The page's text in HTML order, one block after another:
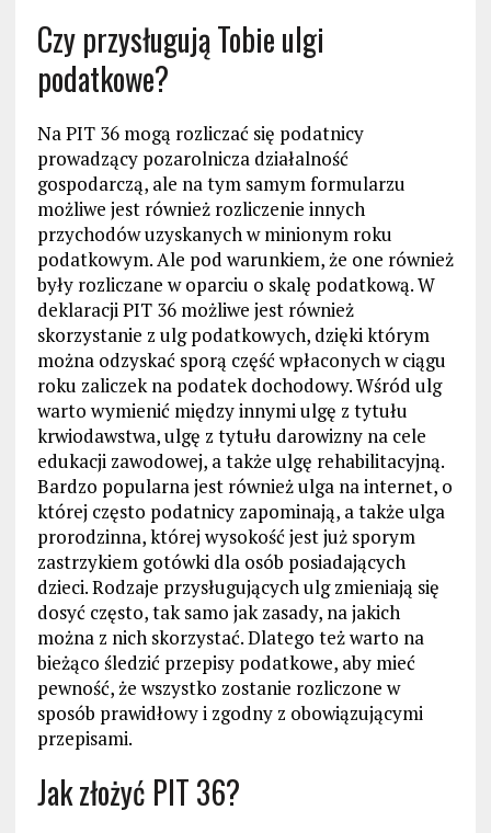
Czy przysługują Tobie ulgi
podatkowe?
Na PIT 36 mogą rozliczać się podatnicy
prowadzący pozarolnicza działalność
gospodarczą, ale na tym samym formularzu
możliwe jest również rozliczenie innych
przychodów uzyskanych w minionym roku
podatkowym. Ale pod warunkiem, że one również
były rozliczane w oparciu o skalę podatkową. W
deklaracji PIT 36 możliwe jest również
skorzystanie z ulg podatkowych, dzięki którym
można odzyskać sporą część wpłaconych w ciągu
roku zaliczek na podatek dochodowy. Wśród ulg
warto wymienić między innymi ulgę z tytułu
krwiodawstwa, ulgę z tytułu darowizny na cele
edukacji zawodowej, a także ulgę rehabilitacyjną.
Bardzo popularna jest również ulga na internet, o
której często podatnicy zapominają, a także ulga
prorodzinna, której wysokość jest już sporym
zastrzykiem gotówki dla osób posiadających
dzieci. Rodzaje przysługujących ulg zmieniają się
dosyć często, tak samo jak zasady, na jakich
można z nich skorzystać. Dlatego też warto na
bieżąco śledzić przepisy podatkowe, aby mieć
pewność, że wszystko zostanie rozliczone w
sposób prawidłowy i zgodny z obowiązującymi
przepisami.
Jak złożyć PIT 36?